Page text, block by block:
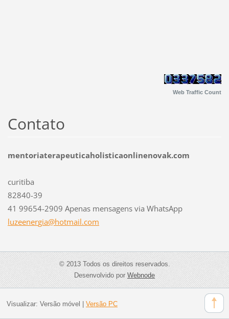
Web Traffic Count
Contato
mentoriaterapeuticaholisticaonlinenovak.com
curitiba
82840-39
41 99654-2909 Apenas mensagens via WhatsApp
luzeenergia@hotmail.com
© 2013 Todos os direitos reservados.
Desenvolvido porWebnode
Visualizar: Versão móvel Versão PC